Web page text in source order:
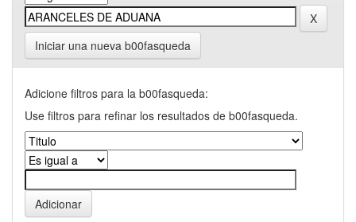
Iniciar una nueva b00fasqueda
Adicione filtros para la b00fasqueda:
Use filtros para refinar los resultados de b00fasqueda.